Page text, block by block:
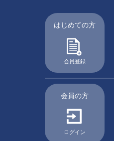
はじめての方
会員登録
会員の方
ログイン